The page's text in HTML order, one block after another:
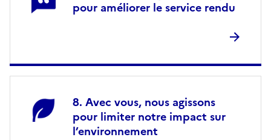
pour améliorer le service rendu
Avec vous, nous agissons
pour limiter notre impact sur
l’environnement